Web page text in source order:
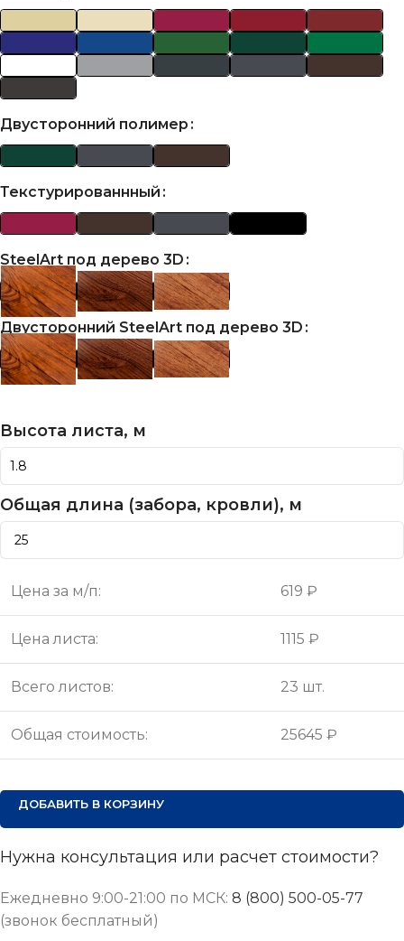
Двусторонний полимер
Текстурированнный
SteelArt под дерево 3D
Двусторонний SteelArt под дерево 3D
Высота листа, м
Общая длина (забора, кровли), м
Цена за м/п: 619 ₽
Цена листа: 1115 ₽
Всего листов: 23 шт.
Общая стоимость: 25645 ₽
ДОБАВИТЬ В КОРЗИНУ
Нужна консультация или расчет стоимости?
Ежедневно 9:00-21:00 по МСК: 8 (800) 500-05-77
(звонок бесплатный)